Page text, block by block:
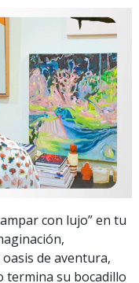
con lujo” en tu
de aventura,
termina su bocadillo